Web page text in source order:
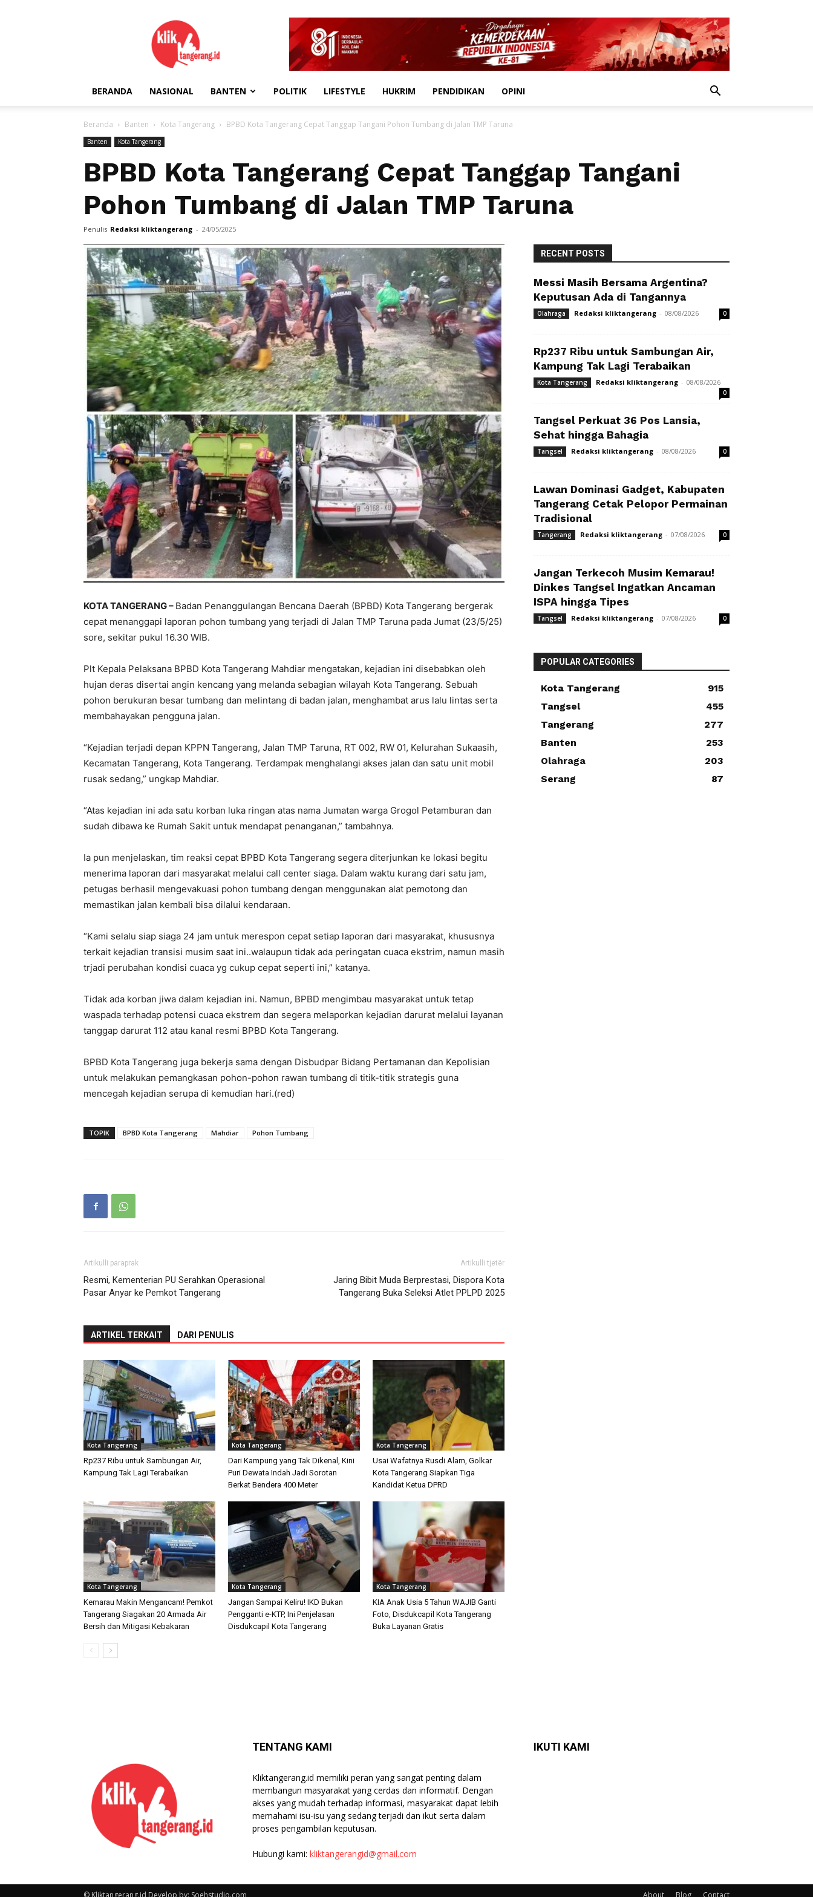
kliktangerang.id
BERANDA NASIONAL BANTEN POLITIK LIFESTYLE HUKRIM PENDIDIKAN OPINI
Beranda Banten Kota Tangerang BPBD Kota Tangerang Cepat Tanggap Tangani Pohon Tumbang di Jalan TMP Taruna
Banten Kota Tangerang
BPBD Kota Tangerang Cepat Tanggap Tangani
Pohon Tumbang di Jalan TMP Taruna
Penulis Redaksi kliktangerang - 24/05/2025
KOTA TANGERANG – Badan Penanggulangan Bencana Daerah (BPBD) Kota Tangerang bergerak
cepat menanggapi laporan pohon tumbang yang terjadi di Jalan TMP Taruna pada Jumat (23/5/25)
sore, sekitar pukul 16.30 WIB.
Plt Kepala Pelaksana BPBD Kota Tangerang Mahdiar mengatakan, kejadian ini disebabkan oleh
hujan deras disertai angin kencang yang melanda sebagian wilayah Kota Tangerang. Sebuah
pohon berukuran besar tumbang dan melintang di badan jalan, menghambat arus lalu lintas serta
membahayakan pengguna jalan.
“Kejadian terjadi depan KPPN Tangerang, Jalan TMP Taruna, RT 002, RW 01, Kelurahan Sukaasih,
Kecamatan Tangerang, Kota Tangerang. Terdampak menghalangi akses jalan dan satu unit mobil
rusak sedang,” ungkap Mahdiar.
“Atas kejadian ini ada satu korban luka ringan atas nama Jumatan warga Grogol Petamburan dan
sudah dibawa ke Rumah Sakit untuk mendapat penanganan,” tambahnya.
Ia pun menjelaskan, tim reaksi cepat BPBD Kota Tangerang segera diterjunkan ke lokasi begitu
menerima laporan dari masyarakat melalui call center siaga. Dalam waktu kurang dari satu jam,
petugas berhasil mengevakuasi pohon tumbang dengan menggunakan alat pemotong dan
memastikan jalan kembali bisa dilalui kendaraan.
“Kami selalu siap siaga 24 jam untuk merespon cepat setiap laporan dari masyarakat, khususnya
terkait kejadian transisi musim saat ini..walaupun tidak ada peringatan cuaca ekstrim, namun masih
trjadi perubahan kondisi cuaca yg cukup cepat seperti ini,” katanya.
Tidak ada korban jiwa dalam kejadian ini. Namun, BPBD mengimbau masyarakat untuk tetap
waspada terhadap potensi cuaca ekstrem dan segera melaporkan kejadian darurat melalui layanan
tanggap darurat 112 atau kanal resmi BPBD Kota Tangerang.
BPBD Kota Tangerang juga bekerja sama dengan Disbudpar Bidang Pertamanan dan Kepolisian
untuk melakukan pemangkasan pohon-pohon rawan tumbang di titik-titik strategis guna
mencegah kejadian serupa di kemudian hari.(red)
TOPIK BPBD Kota Tangerang Mahdiar Pohon Tumbang
Artikulli paraprak
Resmi, Kementerian PU Serahkan Operasional
Pasar Anyar ke Pemkot Tangerang
Artikulli tjetër
Jaring Bibit Muda Berprestasi, Dispora Kota
Tangerang Buka Seleksi Atlet PPLPD 2025
ARTIKEL TERKAIT DARI PENULIS
Kota Tangerang
Rp237 Ribu untuk Sambungan Air,
Kampung Tak Lagi Terabaikan
Kota Tangerang
Dari Kampung yang Tak Dikenal, Kini
Puri Dewata Indah Jadi Sorotan
Berkat Bendera 400 Meter
Kota Tangerang
Usai Wafatnya Rusdi Alam, Golkar
Kota Tangerang Siapkan Tiga
Kandidat Ketua DPRD
Kota Tangerang
Kemarau Makin Mengancam! Pemkot
Tangerang Siagakan 20 Armada Air
Bersih dan Mitigasi Kebakaran
Kota Tangerang
Jangan Sampai Keliru! IKD Bukan
Pengganti e-KTP, Ini Penjelasan
Disdukcapil Kota Tangerang
Kota Tangerang
KIA Anak Usia 5 Tahun WAJIB Ganti
Foto, Disdukcapil Kota Tangerang
Buka Layanan Gratis
RECENT POSTS
Messi Masih Bersama Argentina?
Keputusan Ada di Tangannya
Olahraga Redaksi kliktangerang - 08/08/2026 0
Rp237 Ribu untuk Sambungan Air,
Kampung Tak Lagi Terabaikan
Kota Tangerang Redaksi kliktangerang - 08/08/2026
0
Tangsel Perkuat 36 Pos Lansia,
Sehat hingga Bahagia
Tangsel Redaksi kliktangerang - 08/08/2026 0
Lawan Dominasi Gadget, Kabupaten
Tangerang Cetak Pelopor Permainan
Tradisional
Tangerang Redaksi kliktangerang - 07/08/2026 0
Jangan Terkecoh Musim Kemarau!
Dinkes Tangsel Ingatkan Ancaman
ISPA hingga Tipes
Tangsel Redaksi kliktangerang - 07/08/2026 0
POPULAR CATEGORIES
Kota Tangerang
915
Tangsel
455
Tangerang
277
Banten
253
Olahraga
203
Serang
87
TENTANG KAMI
Kliktangerang.id memiliki peran yang sangat penting dalam
membangun masyarakat yang cerdas dan informatif. Dengan
akses yang mudah terhadap informasi, masyarakat dapat lebih
memahami isu-isu yang sedang terjadi dan ikut serta dalam
proses pengambilan keputusan.
Hubungi kami: kliktangerangid@gmail.com
IKUTI KAMI
About Blog Contact
© Kliktangerang.id Develop by: Soehstudio.com